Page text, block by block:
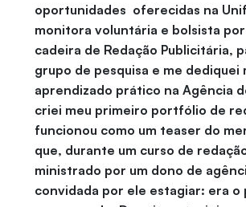
oportunidades oferecidas na
monitora voluntária e bolsista
cadeira de Redação Publicitária,
grupo de pesquisa e me dediquei
aprendizado prático na Agência
criei meu primeiro portfólio de
funcionou como um teaser do
que, durante um curso de
ministrado por um dono de
convidada por ele estagiar: era o